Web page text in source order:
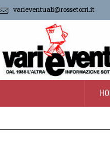
varieventuali@rossetorri.it